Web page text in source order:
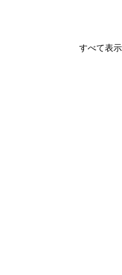
すべて表示